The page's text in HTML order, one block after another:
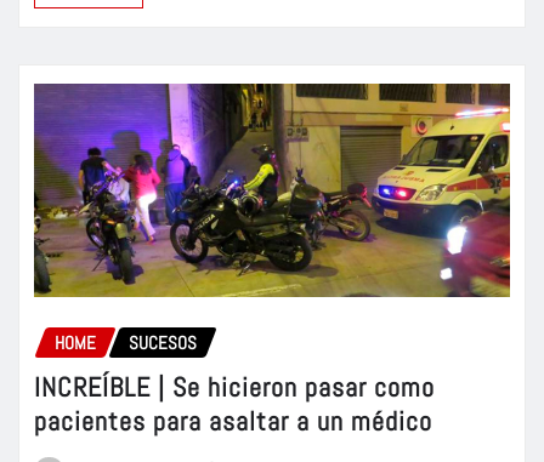
HOME SUCESOS
INCREÍBLE | Se hicieron pasar como
pacientes para asaltar a un médico